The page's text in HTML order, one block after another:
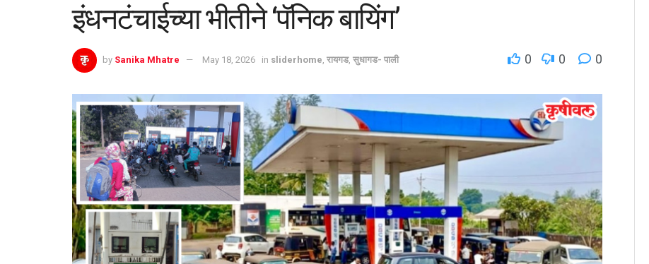
इंधनटंचाईच्या भीतीने ‌‘पॅनिक बायिंग’
by Sanika Mhatre May 18, 2026 in sliderhome रायगड, सुधागड- पाली 0 0 0